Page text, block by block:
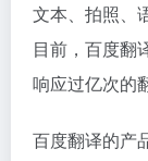
文本、拍照、
目前，百度翻
响应过亿次的
百度翻译的产